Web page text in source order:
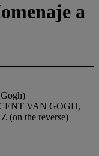
a
VAN GOGH,
the reverse)